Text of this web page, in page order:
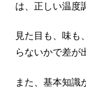
は、正しい温度
見た目も、味も
らないかで差が
また、基本知識